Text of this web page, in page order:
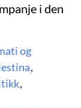
i den
og
,
,